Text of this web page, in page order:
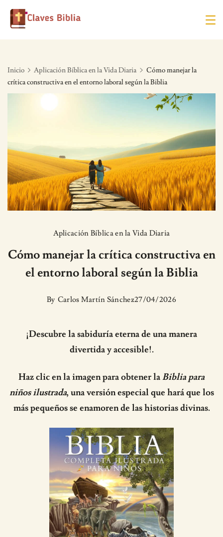
Skip
Inicio Aplicación Bíblica en la Vida Diaria
Cómo manejar la
crítica constructiva en el entorno laboral según la Biblia
Aplicación Bíblica en la Vida Diaria
Cómo manejar la crítica constructiva en
el entorno laboral según la Biblia
By Carlos Martín Sánchez27/04/2026
¡Descubre la sabiduría eterna de una manera
divertida y accesible!.
Haz clic en la imagen para obtener laBiblia para
niños ilustrada, una versión especial que hará que los
más pequeños se enamoren de las historias divinas.